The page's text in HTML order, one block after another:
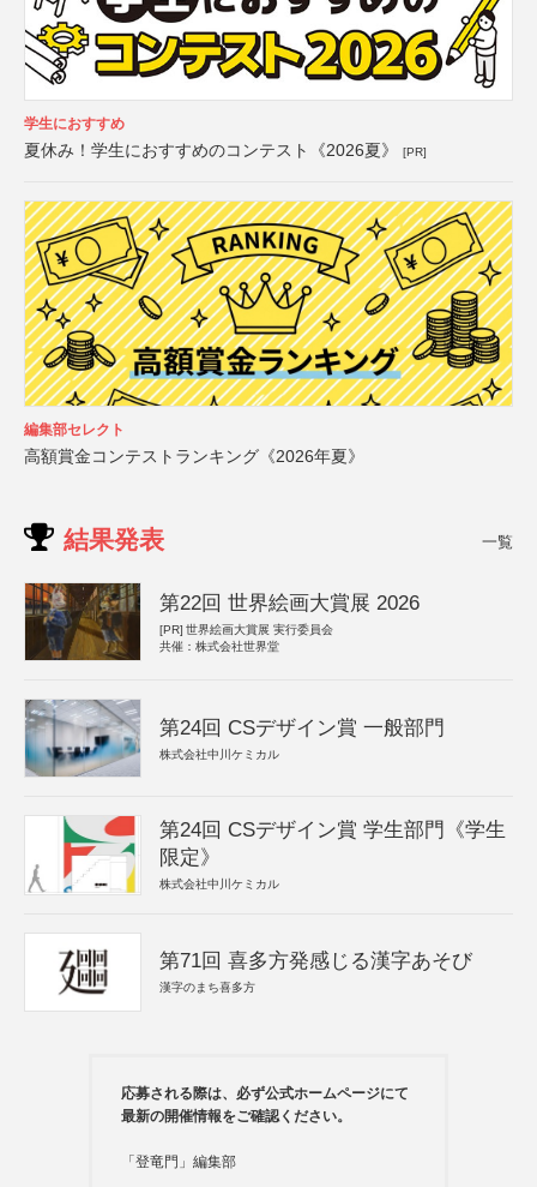
学生におすすめ
夏休み！学生におすすめのコンテスト《2026夏》 [PR]
編集部セレクト
高額賞金コンテストランキング《2026年夏》
結果発表 一覧
第22回 世界絵画大賞展 2026
[PR] 世界絵画大賞展 実行委員会
共催：株式会社世界堂
第24回 CSデザイン賞 一般部門
株式会社中川ケミカル
第24回 CSデザイン賞 学生部門《学生
限定》
株式会社中川ケミカル
第71回 喜多方発感じる漢字あそび
漢字のまち喜多方
応募される際は、必ず公式ホームページにて
最新の開催情報をご確認ください。
「登竜門」編集部